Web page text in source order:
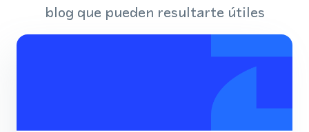
blog que pueden resultarte útiles